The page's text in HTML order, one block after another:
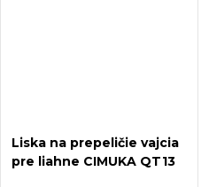
Liska na prepeličie vajcia
pre liahne CIMUKA QT13